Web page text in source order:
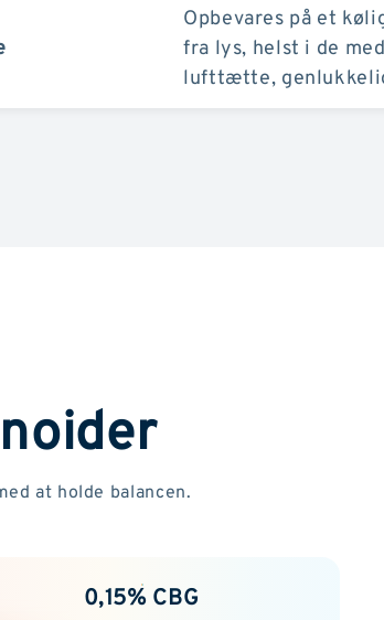
Opbevares på et
fra lys, helst i de
lufttætte,
at holde balancen.
0,15% CBG